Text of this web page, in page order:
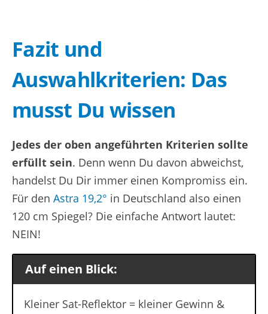
Fazit und
Auswahlkriterien: Das
musst Du wissen
Jedes der oben angeführten Kriterien sollte
erfüllt sein. Denn wenn Du davon abweichst,
handelst Du Dir immer einen Kompromiss ein.
Für den Astra 19,2° in Deutschland also einen
120 cm Spiegel? Die einfache Antwort lautet:
NEIN!
Auf einen Blick:
Kleiner Sat-Reflektor = kleiner Gewinn &